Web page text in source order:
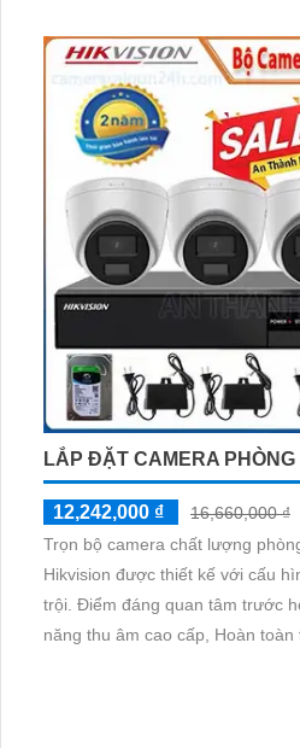
người dùng giao tiếp một cách
LẮP ĐẶT CAMERA PHÒNG
12,242,000 ₫
16,660,000 ₫
Trọn bộ camera chất lượng
Hikvision được thiết kế với cấu
trội. Điểm đáng quan tâm trước hết hệ thống này có khả
năng thu âm cao cấp, Hoàn